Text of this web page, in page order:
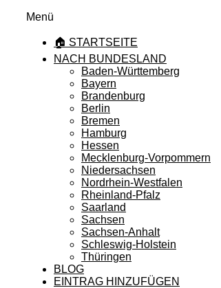
Menü
🏠 STARTSEITE
NACH BUNDESLAND
Baden-Württemberg
Bayern
Brandenburg
Berlin
Bremen
Hamburg
Hessen
Mecklenburg-Vorpommern
Niedersachsen
Nordrhein-Westfalen
Rheinland-Pfalz
Saarland
Sachsen
Sachsen-Anhalt
Schleswig-Holstein
Thüringen
BLOG
EINTRAG HINZUFÜGEN